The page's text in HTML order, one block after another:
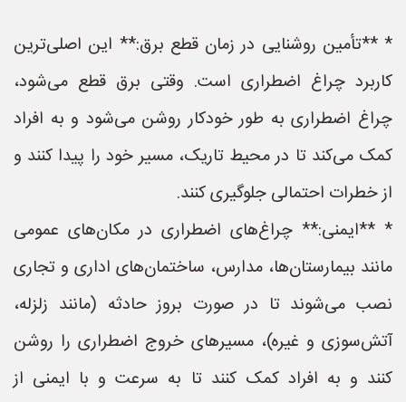
* **تأمین روشنایی در زمان قطع برق:** این اصلی‌ترین
کاربرد چراغ اضطراری است. وقتی برق قطع می‌شود،
چراغ اضطراری به طور خودکار روشن می‌شود و به افراد
کمک می‌کند تا در محیط تاریک، مسیر خود را پیدا کنند و
از خطرات احتمالی جلوگیری کنند.
* **ایمنی:** چراغ‌های اضطراری در مکان‌های عمومی
مانند بیمارستان‌ها، مدارس، ساختمان‌های اداری و تجاری
نصب می‌شوند تا در صورت بروز حادثه (مانند زلزله،
آتش‌سوزی و غیره)، مسیرهای خروج اضطراری را روشن
کنند و به افراد کمک کنند تا به سرعت و با ایمنی از